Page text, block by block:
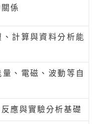
係
計算與資料分析能
、電磁、波動等自
應與實驗分析基礎